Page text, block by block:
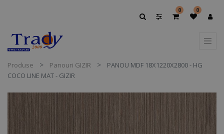
0 0
Produse Panouri GIZIR
PANOU MDF 18X1220X2800 - HG
COCO LINE MAT - GIZIR